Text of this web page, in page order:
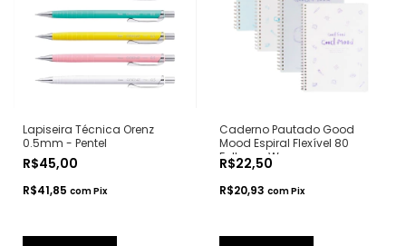
Lapiseira Técnica Orenz
0.5mm - Pentel
R$45,00
R$41,85 comPix
Caderno Pautado Good
Mood Espiral Flexível 80
Folhas - Wengu
R$22,50
R$20,93 comPix